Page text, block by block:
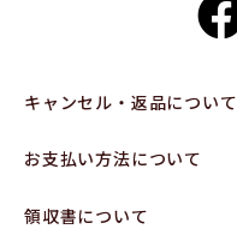
キャンセル・返品について
お支払い方法について
領収書について